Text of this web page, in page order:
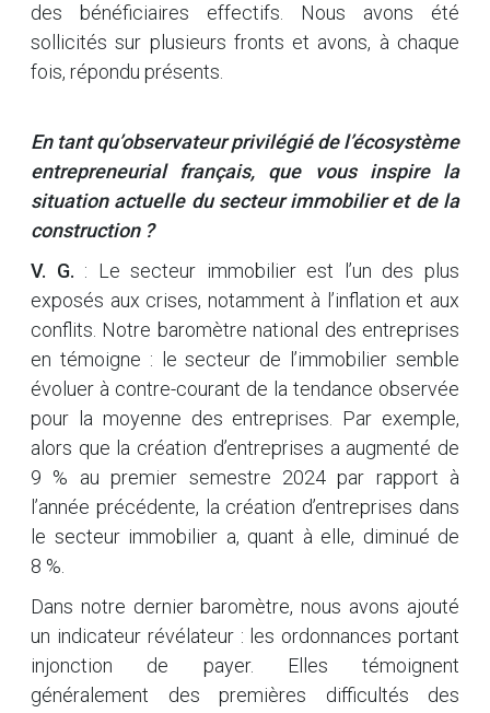
des bénéficiaires effectifs. Nous avons été
sollicités sur plusieurs fronts et avons, à chaque
fois, répondu présents.
En tant qu’observateur privilégié de l’écosystème
entrepreneurial français, que vous inspire la
situation actuelle du secteur immobilier et de la
construction ?
V. G. : Le secteur immobilier est l’un des plus
exposés aux crises, notamment à l’inflation et aux
conflits. Notre baromètre national des entreprises
en témoigne : le secteur de l’immobilier semble
évoluer à contre-courant de la tendance observée
pour la moyenne des entreprises. Par exemple,
alors que la création d’entreprises a augmenté de
9 % au premier semestre 2024 par rapport à
l’année précédente, la création d’entreprises dans
le secteur immobilier a, quant à elle, diminué de
8 %.
Dans notre dernier baromètre, nous avons ajouté
un indicateur révélateur : les ordonnances portant
injonction de payer. Elles témoignent
généralement des premières difficultés des